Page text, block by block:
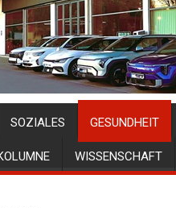
SOZIALES GESUNDHEIT
WISSENSCHAFT